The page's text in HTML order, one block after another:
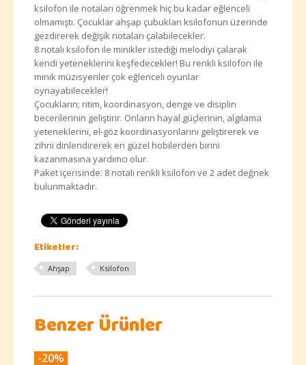
ksilofon ile notaları öğrenmek hiç bu kadar eğlenceli
olmamıştı. Çocuklar ahşap çubukları ksilofonun üzerinde
gezdirerek değişik notaları çalabilecekler.
8 notalı ksilofon ile minikler istediği melodiyi çalarak
kendi yeteneklerini keşfedecekler! Bu renkli ksilofon ile
minik müzisyenler çok eğlenceli oyunlar
oynayabilecekler!
Çocukların; ritim, koordinasyon, denge ve disiplin
becerilerinin geliştirir. Onların hayal güçlerinin, algılama
yeteneklerini, el-göz koordinasyonlarını geliştirerek ve
zihni dinlendirerek en güzel hobilerden birini
kazanmasına yardımcı olur.
Paket içerisinde: 8 notalı renkli ksilofon ve 2 adet değnek
bulunmaktadır.
Etiketler:
Ahşap Ksilofon
Benzer Ürünler
-20%